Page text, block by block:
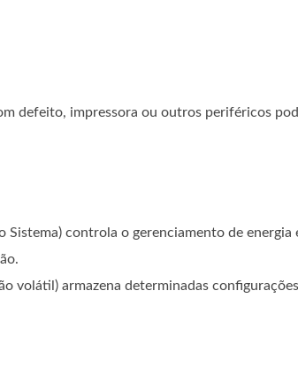
defeito, impressora ou outros periféricos
controla o gerenciamento de
volátil) armazena determinadas